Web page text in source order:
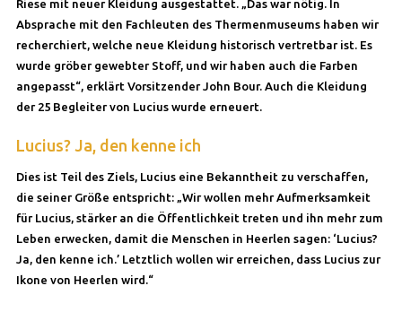
Riese mit neuer Kleidung ausgestattet. „Das war nötig. In
Absprache mit den Fachleuten des Thermenmuseums haben wir
recherchiert, welche neue Kleidung historisch vertretbar ist. Es
wurde gröber gewebter Stoff, und wir haben auch die Farben
angepasst“, erklärt Vorsitzender John Bour. Auch die Kleidung
der 25 Begleiter von Lucius wurde erneuert.
Lucius? Ja, den kenne ich
Dies ist Teil des Ziels, Lucius eine Bekanntheit zu verschaffen,
die seiner Größe entspricht: „Wir wollen mehr Aufmerksamkeit
für Lucius, stärker an die Öffentlichkeit treten und ihn mehr zum
Leben erwecken, damit die Menschen in Heerlen sagen: ‘Lucius?
Ja, den kenne ich.’ Letztlich wollen wir erreichen, dass Lucius zur
Ikone von Heerlen wird.“